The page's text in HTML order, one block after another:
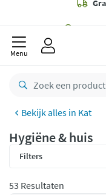
Menu
Kat
Hygiëne & huis
Filters
53 Resultaten